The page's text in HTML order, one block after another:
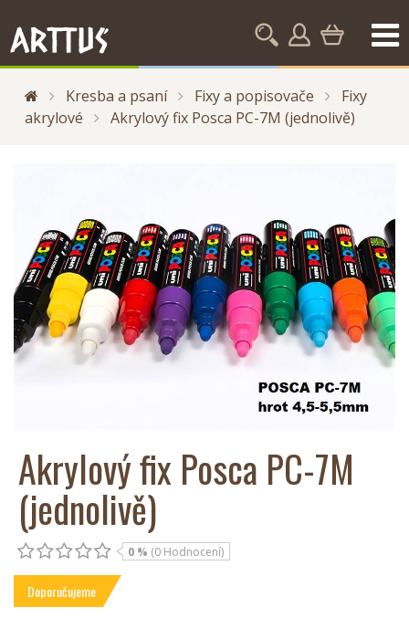
Kresba a psaní Fixy a popisovače
Fixy
akrylové
Akrylový fix Posca PC-7M (jednolivě)
Akrylový fix Posca PC-7M
(jednolivě)
0 % (0 Hodnocení)
Doporučujeme